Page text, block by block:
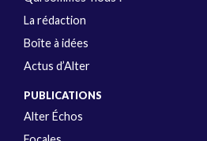
La rédaction
Boîte à idées
Actus d’Alter
PUBLICATIONS
Alter Échos